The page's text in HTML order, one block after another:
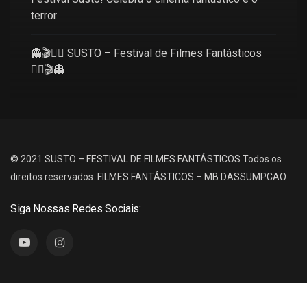
terror
👻🎬🧜‍♀️ SUSTO – Festival de Filmes Fantásticos
🧜‍♀️🎬👻
© 2021 SUSTO – FESTIVAL DE FILMES FANTÁSTICOS Todos os
direitos reservados. FILMES FANTÁSTICOS – MB DASSUMPCAO
Siga Nossas Redes Sociais: